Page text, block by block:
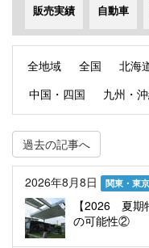
販売実績 自動車
全地域 全国 北海
中国・四国
九州・
過去の記事へ
2026年8月8日 関東・東京
【2026 夏期
の可能性②